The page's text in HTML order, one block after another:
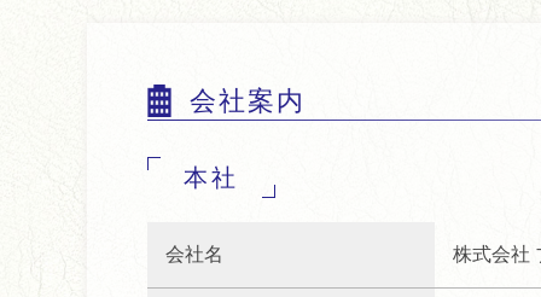
会社案内
本社
会社名 株式会社